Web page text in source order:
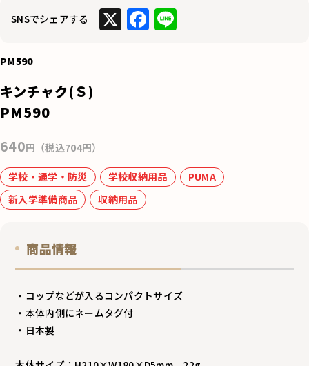
SNSでシェアする X F
k
Li
PM590
キンチャク(Ｓ)
PM590
640円（税込704円）
学校・通学・防災 学校収納用品
PUMA
新入学準備商品
収納用品
商品情報
・コップなどが入るコンパクトサイズ
・本体内側にネームタグ付
・日本製